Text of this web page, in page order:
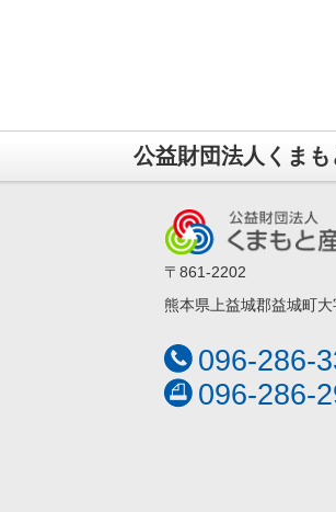
公益財団法人くま
〒861-2202
熊本県上益城郡益城町
096-286-
096-286-